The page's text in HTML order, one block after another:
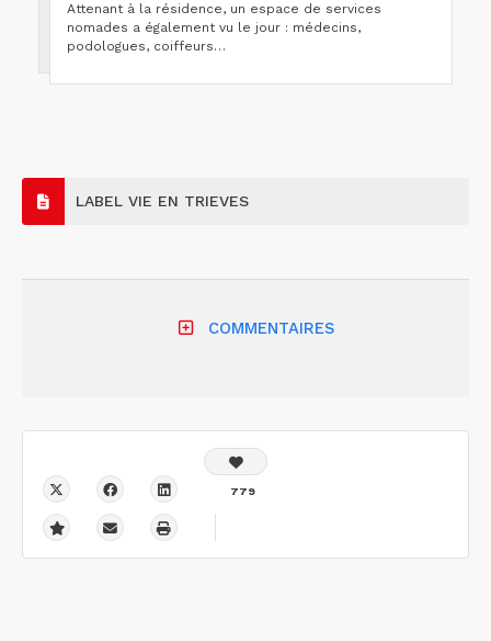
Attenant à la résidence, un espace de services
nomades a également vu le jour : médecins,
podologues, coiffeurs…
LABEL VIE EN TRIEVES
COMMENTAIRES
779